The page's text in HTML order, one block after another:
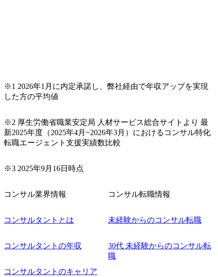
※1 2026年1月に内定承諾し、弊社経由で年収アップを実現
した方の平均値
※2 厚生労働省職業安定局 人材サービス総合サイトより 最
新2025年度（2025年4月~2026年3月）におけるコンサル特化
転職エージェント支援実績数比較
※3 2025年9月16日時点
コンサル業界情報
コンサルタントとは
コンサルタントの年収
コンサルタントのキャリア
コンサル転職情報
未経験からのコンサル転職
30代 未経験からのコンサル転
職